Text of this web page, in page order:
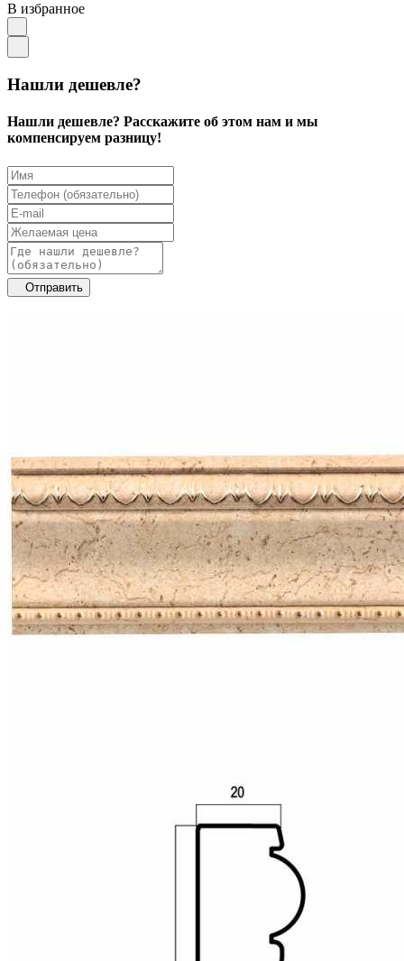
В избранное
Нашли дешевле?
Нашли дешевле? Расскажите об этом нам и мы
компенсируем разницу!
Отправить